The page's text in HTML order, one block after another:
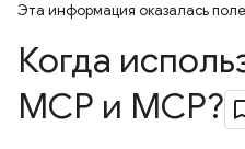
Эта информация оказалась
Когда
MCP и MCP?